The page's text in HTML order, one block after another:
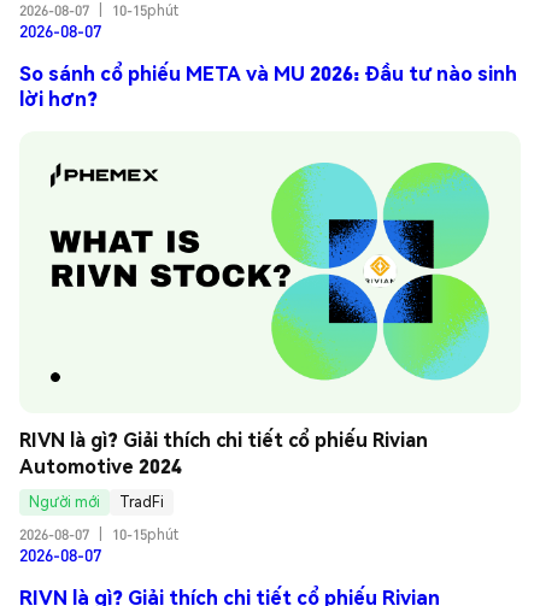
2026-08-07
10-15phút
2026-08-07
So sánh cổ phiếu META và MU 2026: Đầu tư nào sinh
lời hơn?
RIVN là gì? Giải thích chi tiết cổ phiếu Rivian
Automotive 2024
Người mới
TradFi
2026-08-07
10-15phút
2026-08-07
RIVN là gì? Giải thích chi tiết cổ phiếu Rivian